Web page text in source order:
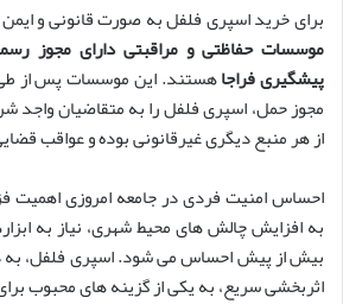
برای خرید اسپری فلفل به صورت قانونی و ایمن
موسسات حفاظتی و مراقبتی دارای مجوز
پیشگیری فراجاهستند. این موسسات پس از
مجوز حمل، اسپری فلفل را به متقاضیان واجد
از هر منبع دیگری غیرقانونی بوده و عواقب
احساس امنیت فردی در جامعه امروزی اهمیت
به افزایش چالش های محیط شهری، نیاز به
بیش از پیش احساس می شود. اسپری فلفل، به
اثربخشی سریع، به یکی از گزینه های محبوب